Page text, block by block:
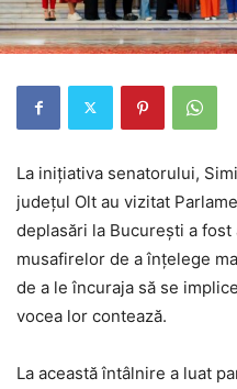
La inițiativa senatorului,
județul Olt au vizitat
deplasări la București a
musafirelor de a înțelege
de a le încuraja să se
vocea lor contează.
La această întâlnire a luat